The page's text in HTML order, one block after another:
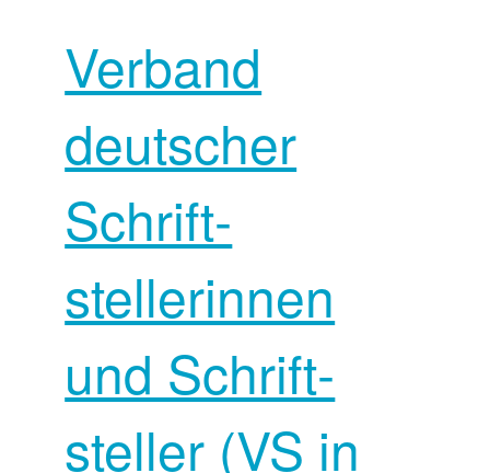
Verband
deutscher
Schrift­
stellerinnen
und Schrift­
steller (VS in